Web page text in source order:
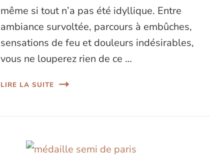
même si tout n’a pas été idyllique. Entre
ambiance survoltée, parcours à embûches,
sensations de feu et douleurs indésirables,
vous ne louperez rien de ce …
LIRE LA SUITE